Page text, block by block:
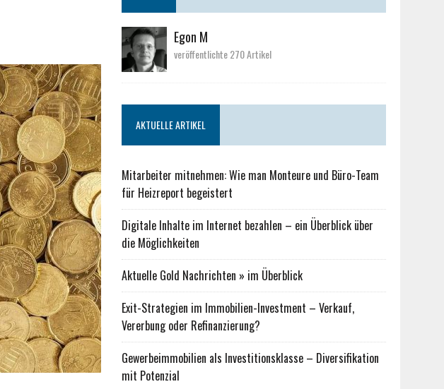
Egon M
veröffentlichte 270 Artikel
AKTUELLE ARTIKEL
Mitarbeiter mitnehmen: Wie man Monteure und Büro-Team
für Heizreport begeistert
Digitale Inhalte im Internet bezahlen – ein Überblick über
die Möglichkeiten
Aktuelle Gold Nachrichten » im Überblick
Exit-Strategien im Immobilien-Investment – Verkauf,
Vererbung oder Refinanzierung?
Gewerbeimmobilien als Investitionsklasse – Diversifikation
mit Potenzial